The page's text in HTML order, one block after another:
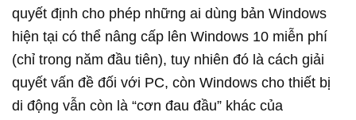
quyết định cho phép những ai dùng bản Windows
hiện tại có thể nâng cấp lên Windows 10 miễn phí
(chỉ trong năm đầu tiên), tuy nhiên đó là cách giải
quyết vấn đề đối với PC, còn Windows cho thiết bị
di động vẫn còn là “cơn đau đầu” khác của